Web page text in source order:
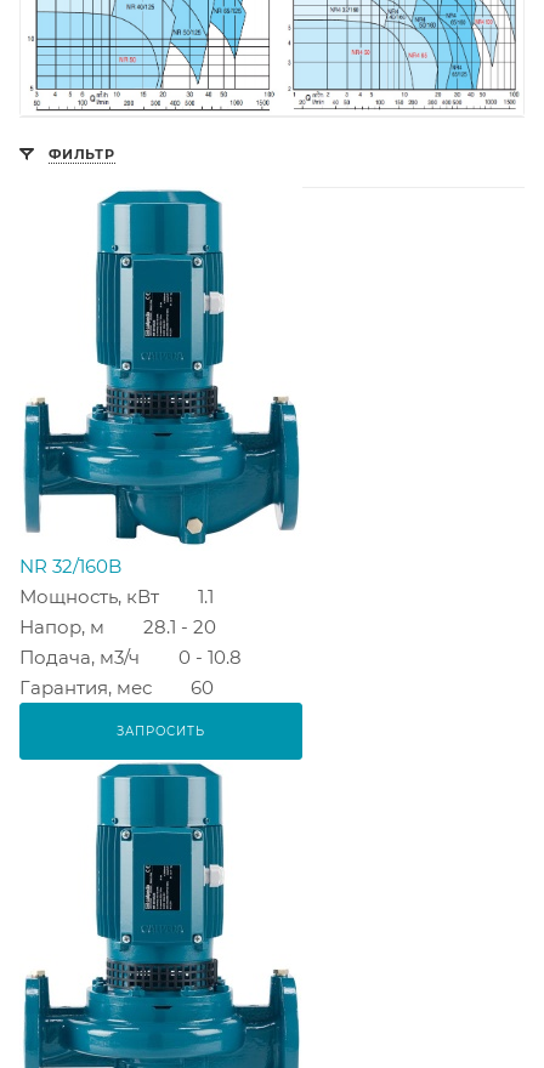
ФИЛЬТР
NR 32/160B
Мощность, кВт
1.1
Напор, м
28.1 - 20
Подача, м3/ч
0 - 10.8
Гарантия, мес
60
ЗАПРОСИТЬ